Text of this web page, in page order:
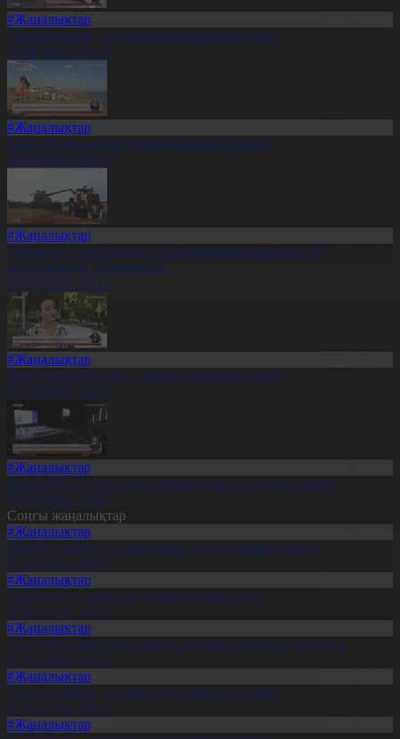
#Жаңалықтар
Ақкерегешың – ақ жартасқа қашалған тарих
07.08.2026, 20:14
#Жаңалықтар
Биыл тұзды көлдерде 6 адам қайтыс болған
07.08.2026, 20:13
#Жаңалықтар
Президент солтүстіктегі тұрғындарды облыстың 90
жылдығымен құттықтады
07.08.2026, 20:11
#Жаңалықтар
Жаңа Конституция – жарқын болашақ кепілі
07.08.2026, 20:11
#Жаңалықтар
Құрылтай: Үгіт-насихат жұмыстары жалғасып жатыр
07.08.2026, 20:01
Соңғы жаңалықтар
#Жаңалықтар
Мерейлі отбасы – тәрбие мен дәстүр сабақтастығы
07.08.2026, 20:19
#Жаңалықтар
СҚО-да егін орағына әзірлік пысықталды
07.08.2026, 20:17
#Жаңалықтар
«Болашақ ойындары-2026»: 180 млн қаралым жиналды
07.08.2026, 20:15
#Жаңалықтар
Ақкерегешың – ақ жартасқа қашалған тарих
07.08.2026, 20:14
#Жаңалықтар